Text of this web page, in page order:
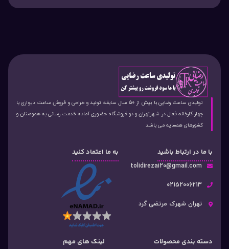
تولیدی ساعت رضایی با بیش از 50 سال سابقه تولید و طراحی و فروش ساعت دیواری با
چهار کارخانه فعال در شهرتهران و دو فروشگاه حضوری آماده خدمت رسانی به هموصنان و
کشورهای همسایه می باشد
با ما در ارتباط باشید
tolidirezai20@gmail.com
02152006213
تهران شهرک مرتضی گرد
به ما اعتماد کنید
دسته‌ بندی محصولات لینک های مهم